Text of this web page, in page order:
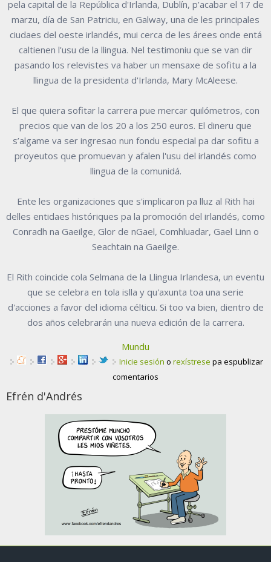
pela capital de la República d'Irlanda, Dublín, p’acabar el 17 de
marzu, día de San Patriciu, en Galway, una de les principales
ciudaes del oeste irlandés, mui cerca de les árees onde entá
caltienen l'usu de la llingua. Nel testimoniu que se van dir
pasando los relevistes va haber un mensaxe de sofitu a la
llingua de la presidenta d'Irlanda, Mary McAleese.
El que quiera sofitar la carrera pue mercar quilómetros, con
precios que van de los 20 a los 250 euros. El dineru que
s’algame va ser ingresao nun fondu especial pa dar sofitu a
proyeutos que promuevan y afalen l'usu del irlandés como
llingua de la comunidá.
Ente les organizaciones que s'implicaron pa lluz al Rith hai
delles entidaes históriques pa la promoción del irlandés, como
Conradh na Gaeilge, Glor de nGael, Comhluadar, Gael Linn o
Seachtain na Gaeilge.
El Rith coincide cola Selmana de la Llingua Irlandesa, un eventu
que se celebra en tola islla y qu'axunta toa una serie
d'acciones a favor del idioma célticu. Si too va bien, dientro de
dos años celebrarán una nueva edición de la carrera.
Mundu
Inicie sesión o rexístrese pa espublizar
comentarios
Efrén d'Andrés